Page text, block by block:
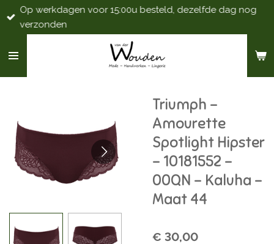
Ga
direct
de
Op werkdagen voor 15:00u besteld, dezelfde dag nog
verzonden
Triumph -
Amourette
Spotlight Hipster
- 10181552 -
00QN - Kaluha -
Maat 44
€ 30,00